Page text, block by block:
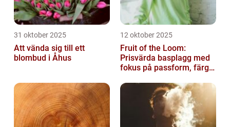
31 oktober 2025
Att vända sig till ett
blombud i Åhus
12 oktober 2025
Fruit of the Loom:
Prisvärda basplagg med
fokus på passform, färg